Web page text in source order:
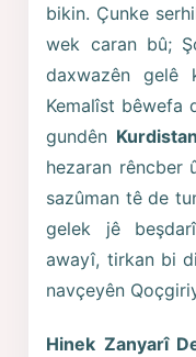
bikin. Çunke
wek caran bû;
daxwazên
Kemalîst bêwefa
gundên
hezaran rêncber
sazûman tê de
gelek jê
awayî, tirkan bi
navçeyên
Hinek Zanyarî